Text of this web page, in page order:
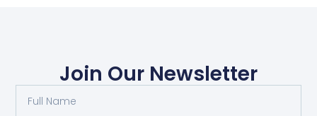
Join Our Newsletter